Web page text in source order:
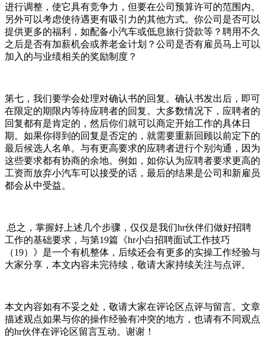
进行调整，使它具有竞争力，但要在公司预算许可的范围内。
另外可以考虑使待遇更有吸引力的其他方式。你公司是否可以
提供更多的福利，如配备小汽车或低息旅行贷款等？聘用不久
之后是否有加薪机会或养老金计划？公司是否有雇员马上可以
加入的与业绩相关的奖励制度？
第七，我们要学会处理对确认书的回复。确认书发出后，即可
在限定的期限内等待应聘者的回复。大多数情况下，应聘者的
回复都有是肯定的，然后你们就可以商定开始工作的具体日
期。如果你得到的回复是否定的，就需要重新回顾以前定下的
最后候选人名单。与有更高要求的应聘者进行个别沟通，因为
这些要求都有协商的余地。例如，如你认为应聘者要求更高的
工资而放弃小汽车可以接受的话，最后的结果是公司和新雇员
都会从中受益。
总之，掌握好上述几个步骤，仅仅是我们hr伙伴们做好招聘
工作的基础要求，与第19篇《hr小白招聘面试工作技巧
（19）》是一个有机整体，后续还会有更多的实操工作经验与
大家分享，本文内容未完待续，敬请大家持续关注与点评。
本文内容如有不妥之处，敬请大家在评论区点评与留言。文章
描述观点如果与你的操作经验有冲突的地方，也请有不同观点
的hr伙伴在评论区留言互动。谢谢！